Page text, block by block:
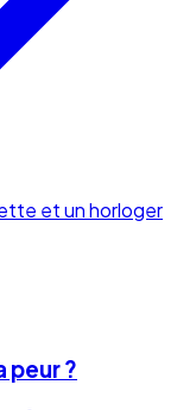
et un horloger
peur ?